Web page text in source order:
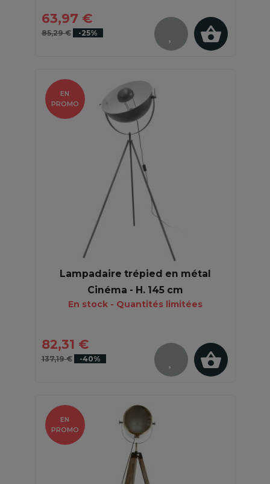
63,97 €
85,29 € -25%
Lampadaire trépied en métal
Cinéma - H. 145 cm
En stock - Quantités limitées
82,31 €
137,19 € -40%
EN
PROMO
EN
PROMO